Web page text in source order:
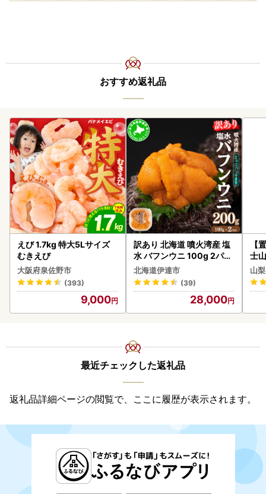
おすすめ返礼品
えび 1.7kg 特大5Lサイズ
むきえび
大阪府泉佐野市
(393)
9,000
訳あり 北海道 噴火湾産 塩
水 バフンウニ 100g 2パッ
ク 計200g 《アフター保証
付き》うに ウニ 雲丹 海鮮
海の幸 魚介類 ウニ丼 お寿
司 濃厚 無添加 産地直送 お
取り寄せ 山村水産 送料無
北海道伊達市
(39)
28,000
【
士
180
山
最近チェックした返礼品
返礼品詳細ページの閲覧で、ここに履歴が表示されます。